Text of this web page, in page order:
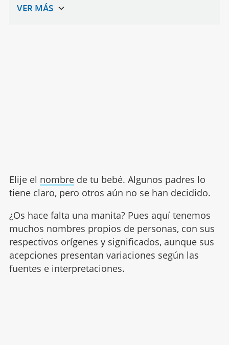
Elije el nombrede tu bebé. Algunos padres lo
tiene claro, pero otros aún no se han decidido.
¿Os hace falta una manita? Pues aquí tenemos
muchos nombres propios de personas, con sus
respectivos orígenes y significados, aunque sus
acepciones presentan variaciones según las
fuentes e interpretaciones.